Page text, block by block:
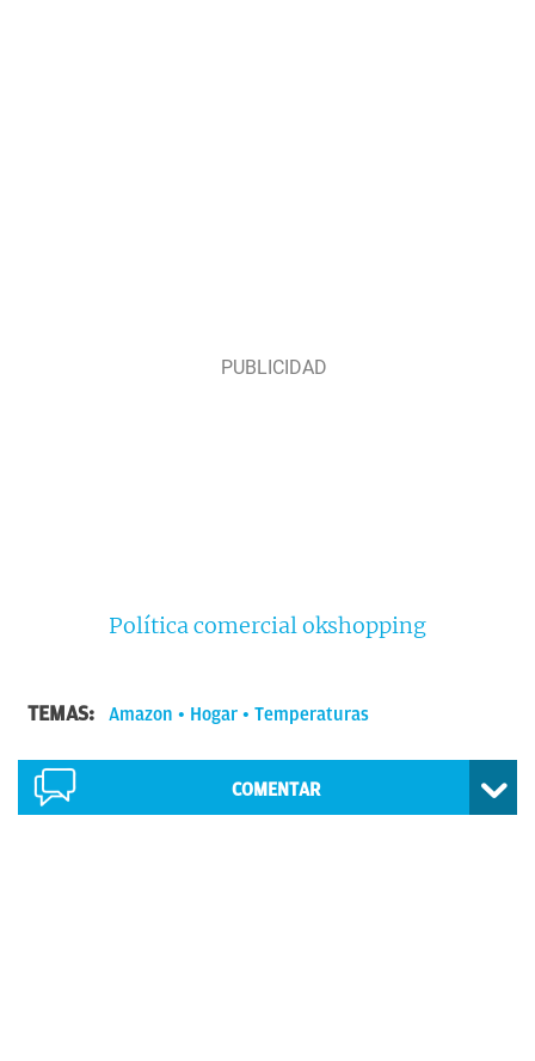
Política comercial okshopping
TEMAS: Amazon Hogar Temperaturas
COMENTAR